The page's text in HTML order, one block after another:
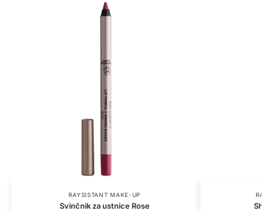
RAYSISTANT MAKE-UP
Svinčnik za ustnice Rose